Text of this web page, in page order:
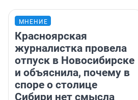
МНЕНИЕ
Красноярская
журналистка провела
отпуск в Новосибирске
и объяснила, почему в
споре о столице
Сибири нет смысла